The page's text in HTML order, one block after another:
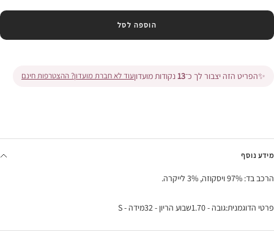
הוספה לסל
✨הפריט הזה יצבור לך כ־13נקודות מועדוןעוד לא חברת מועדון? ההצטרפות חינם
מידע נוסף
הרכב בד: 97% ויסקוזה, 3% לייקרה.
פרטי הדוגמנית:גובה - 1.70שבוע הריון - 32מידה - S